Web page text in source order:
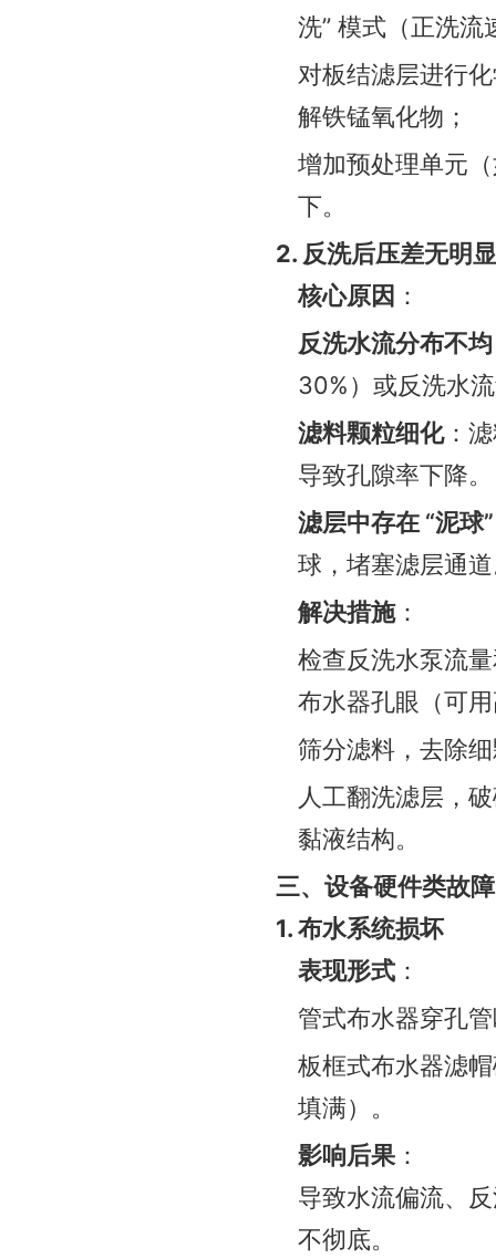
洗” 模式（正洗
对板结滤层进行
解铁锰氧化物；
增加预处理单元
下。
2. 反洗后压差无明
核心原因 ：
反洗水流分布不均
30%）或反洗水
滤料颗粒细化：
导致孔隙率下降。
滤层中存在 “泥球”
球，堵塞滤层通
解决措施：
检查反洗水泵流
布水器孔眼（可
筛分滤料，去除
人工翻洗滤层，
黏液结构。
三、设备硬件类故障
1. 布水系统损坏
表现形式：
管式布水器穿孔
板框式布水器滤
填满）。
影响后果：
导致水流偏流、
不彻底。